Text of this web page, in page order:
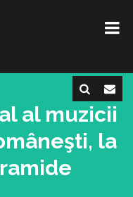
al muzicii
la